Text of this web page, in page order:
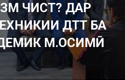
G
A
ЧИСТ? ДАР
ДТТ БА
М.ОСИМӢ